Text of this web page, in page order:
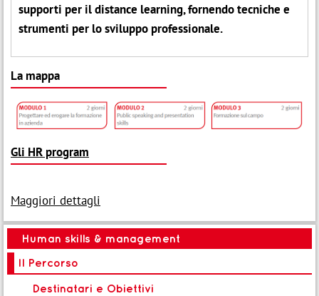
supporti per il distance learning, fornendo tecniche e
strumenti per lo sviluppo professionale.
La mappa
Gli HR program
Maggiori dettagli
Human skills & management
Il Percorso
Destinatari e Obiettivi